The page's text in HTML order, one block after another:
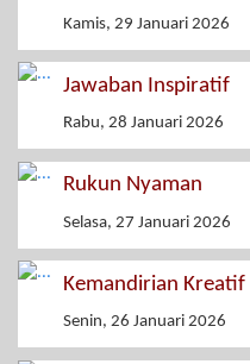
Kamis, 29 Januari 2026
Jawaban Inspiratif
Rabu, 28 Januari 2026
Rukun Nyaman
Selasa, 27 Januari 2026
Kemandirian Kreatif
Senin, 26 Januari 2026